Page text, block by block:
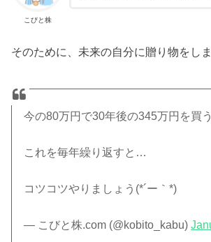
こびと株
そのために、未来の自分に贈り物をしま
今の80万円で30年後の345万円を買う
これを毎年繰り返すと…
コツコツやりましょう(*´ー｀*)
— こびと株.com (@kobito_kabu)